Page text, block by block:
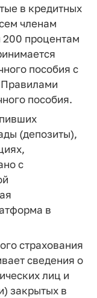
в кредитных
членам
процентам
пособия с
Правилами
пособия.
(депозиты),
с
в
страхования
сведения о
лиц и
закрытых в